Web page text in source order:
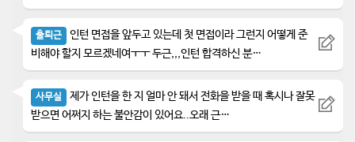
출퇴근
인턴 면접을 앞두고 있는데 첫 면접이라 그런지 어떻게 준
비해야 할지 모르겠네여ㅜㅜ 두근,,,인턴 합격하신 분…
사무실
제가 인턴을 한 지 얼마 안 돼서 전화을 받을 때 혹시나 잘못
받으면 어쩌지 하는 불안감이 있어요..오래 근…